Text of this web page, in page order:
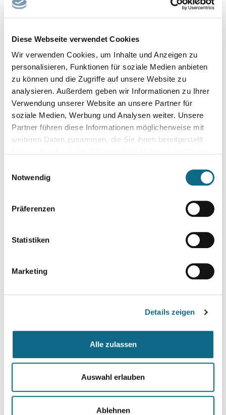
Diese Webseite verwendet Cookies
Wir verwenden Cookies, um Inhalte und Anzeigen zu
personalisieren, Funktionen für soziale Medien anbieten
zu können und die Zugriffe auf unsere Website zu
analysieren. Außerdem geben wir Informationen zu Ihrer
Verwendung unserer Website an unsere Partner für
soziale Medien, Werbung und Analysen weiter. Unsere
Partner führen diese Informationen möglicherweise mit
weiteren Daten zusammen, die Sie ihnen bereitgestellt
Notwendig
Präferenzen
Statistiken
Marketing
Details zeigen
Alle zulassen
Auswahl erlauben
Ablehnen